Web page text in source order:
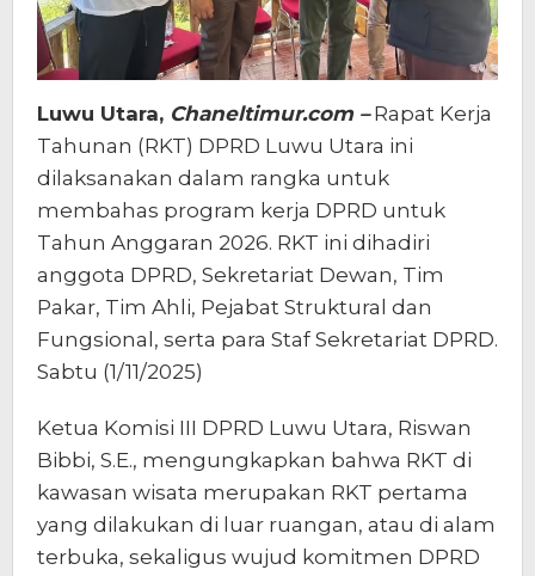
Luwu Utara, Chaneltimur.com –Rapat Kerja
Tahunan (RKT) DPRD Luwu Utara ini
dilaksanakan dalam rangka untuk
membahas program kerja DPRD untuk
Tahun Anggaran 2026. RKT ini dihadiri
anggota DPRD, Sekretariat Dewan, Tim
Pakar, Tim Ahli, Pejabat Struktural dan
Fungsional, serta para Staf Sekretariat DPRD.
Sabtu (1/11/2025)
Ketua Komisi III DPRD Luwu Utara, Riswan
Bibbi, S.E., mengungkapkan bahwa RKT di
kawasan wisata merupakan RKT pertama
yang dilakukan di luar ruangan, atau di alam
terbuka, sekaligus wujud komitmen DPRD